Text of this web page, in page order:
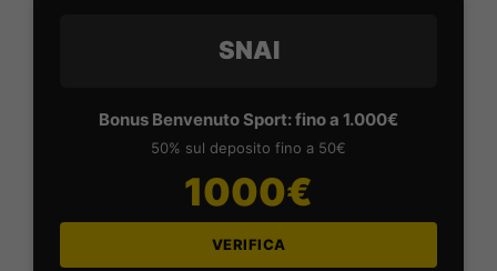
SNAI
Bonus Benvenuto Sport: fino a 1.000€
50% sul deposito fino a 50€
1000€
VERIFICA